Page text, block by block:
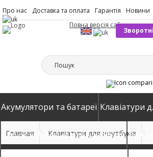
Про нас Доставка та оплата Гарантія Новини
Повна версія сайту
Акумулятори та батареї Клавіатури
Блоки живлення для ноутбуків
Главная Клавіатури для ноутбуків